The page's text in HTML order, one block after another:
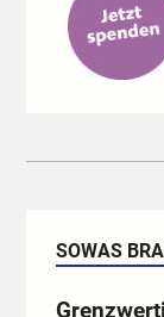
SOWAS